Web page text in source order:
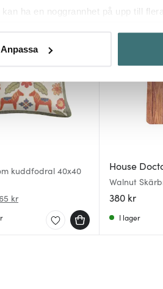
ha en noggrannhet på upp till
förklaringen.
anpassas efter det som vi tror att
Du bestämmer själv vilka
Anpassa
kuddfodral 40x40
kr
House
Walnut
380 kr
I lager